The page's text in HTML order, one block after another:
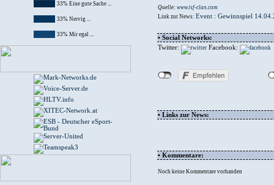
33% Eine gute Sache ...
33% Nervig ...
33% Mir egal ...
Quelle: www.isf-clan.com
Link zur News: Event : Gewinnspiel
• Social Networks:
Twitter:
Facebook:
• Links zur News:
• Kommentare:
Noch keine Kommentare vorhanden